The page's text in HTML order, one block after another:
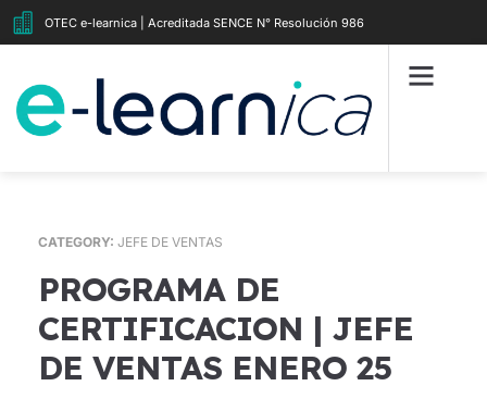
OTEC e-learnica | Acreditada SENCE N° Resolución 986
CATEGORY: JEFE DE VENTAS
PROGRAMA DE
CERTIFICACION | JEFE
DE VENTAS ENERO 25